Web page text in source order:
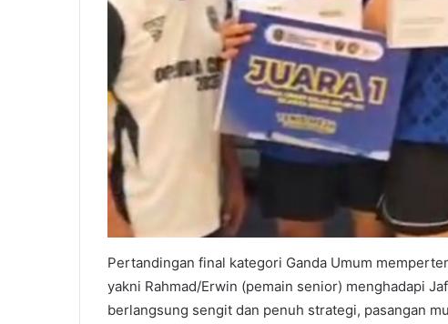
Pertandingan final kategori Ganda Umum
yakni Rahmad/Erwin (pemain senior) menghadapi
berlangsung sengit dan penuh strategi, pasangan